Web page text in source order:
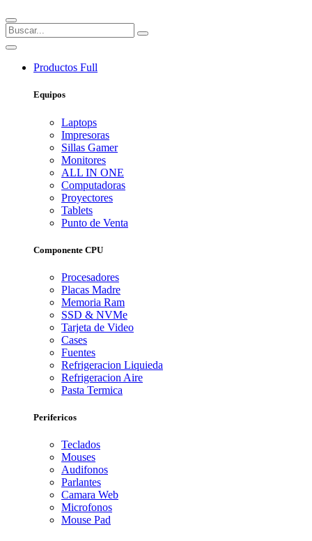
Productos Full
Equipos
Laptops
Impresoras
Sillas Gamer
Monitores
ALL IN ONE
Computadoras
Proyectores
Tablets
Punto de Venta
Componente CPU
Procesadores
Placas Madre
Memoria Ram
SSD & NVMe
Tarjeta de Video
Cases
Fuentes
Refrigeracion Liquieda
Refrigeracion Aire
Pasta Termica
Perifericos
Teclados
Mouses
Audifonos
Parlantes
Camara Web
Microfonos
Mouse Pad